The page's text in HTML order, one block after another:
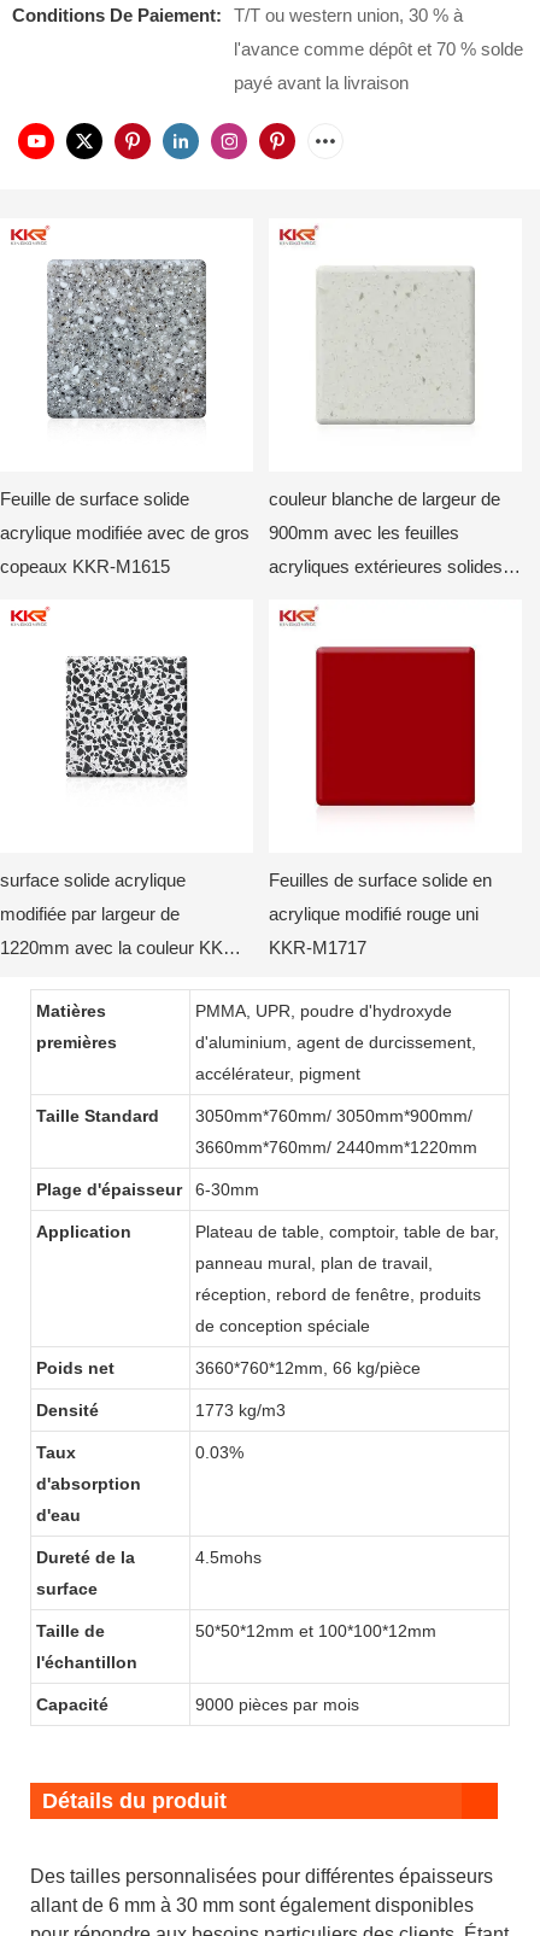
Conditions De Paiement:
T/T ou western union, 30 % à
l'avance comme dépôt et 70 % solde
payé avant la livraison
Feuille de surface solide
acrylique modifiée avec de gros
copeaux KKR-M1615
couleur blanche de largeur de
900mm avec les feuilles
acryliques extérieures solides
surface solide acrylique
modifiée par largeur de
1220mm avec la couleur KKR-
Feuilles de surface solide en
acrylique modifié rouge uni
KKR-M1717
Matières
premières
PMMA, UPR, poudre d'hydroxyde
d'aluminium, agent de durcissement,
accélérateur, pigment
Taille Standard
3050mm*760mm/ 3050mm*900mm/
3660mm*760mm/ 2440mm*1220mm
Plage d'épaisseur 6-30mm
Application
Plateau de table, comptoir, table de bar,
panneau mural, plan de travail,
réception, rebord de fenêtre, produits
de conception spéciale
Poids net 3660*760*12mm, 66 kg/pièce
Densité 1773 kg/m3
Taux
d'absorption
d'eau
0.03%
Dureté de la
surface
4.5mohs
Taille de
l'échantillon
50*50*12mm et 100*100*12mm
Capacité 9000 pièces par mois
Détails du produit
Des tailles personnalisées pour différentes épaisseurs
allant de 6 mm à 30 mm sont également disponibles